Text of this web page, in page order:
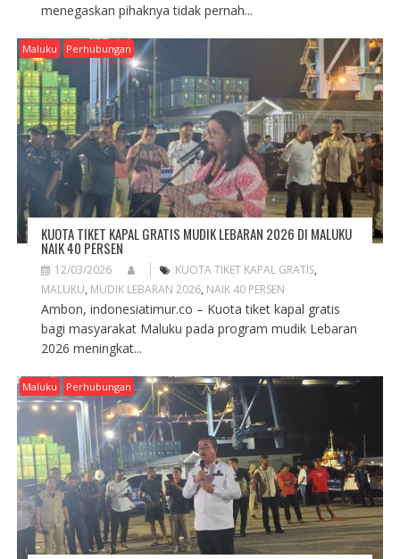
menegaskan pihaknya tidak pernah...
Maluku Perhubungan
KUOTA TIKET KAPAL GRATIS MUDIK LEBARAN 2026 DI MALUKU
NAIK 40 PERSEN
12/03/2026 KUOTA TIKET KAPAL GRATIS,
MALUKU, MUDIK LEBARAN 2026, NAIK 40 PERSEN
Ambon, indonesiatimur.co – Kuota tiket kapal gratis
bagi masyarakat Maluku pada program mudik Lebaran
2026 meningkat...
Maluku Perhubungan